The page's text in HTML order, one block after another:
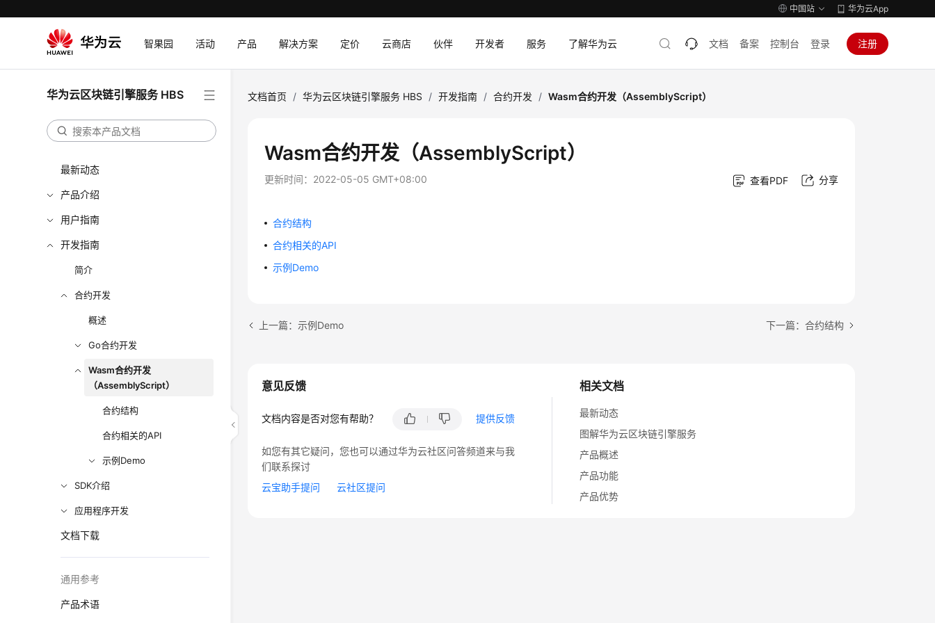
中国站 华为云App
智果园 活动 产品 解决方案 定价 云商店 伙伴 开发者 服务 了解华为云 文档 备案 控制台 登录 注册
华为云区块链引擎服务 HBS
最新动态
产品介绍
用户指南
开发指南
简介
合约开发
概述
Go合约开发
Wasm合约开发
（AssemblyScript）
合约结构
合约相关的API
示例Demo
SDK介绍
应用程序开发
文档下载
通用参考
产品术语
文档首页 / 华为云区块链引擎服务 HBS / 开发指南 / 合约开发 / Wasm合约开发（AssemblyScript）
Wasm合约开发（AssemblyScript）
更新时间： 2022-05-05 GMT+08:00 查看PDF 分享
合约结构
合约相关的API
示例Demo
上一篇：示例Demo 下一篇：合约结构
相关文档
最新动态
图解华为云区块链引擎服务
产品概述
产品功能
产品优势
意见反馈
文档内容是否对您有帮助？ 提供反馈
如您有其它疑问，您也可以通过华为云社区问答频道来与我
们联系探讨
云宝助手提问
云社区提问